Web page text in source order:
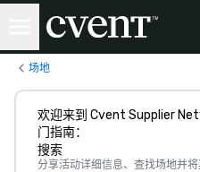
场地
欢迎来到 Cvent Supplier
门指南：
搜索
分享活动详细信息、查找场地并